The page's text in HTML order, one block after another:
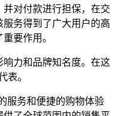
对付款进行担保，在交
务得到了广大用户的高
要作用。
力和品牌知名度。在这
表。
服务和便捷的购物体验